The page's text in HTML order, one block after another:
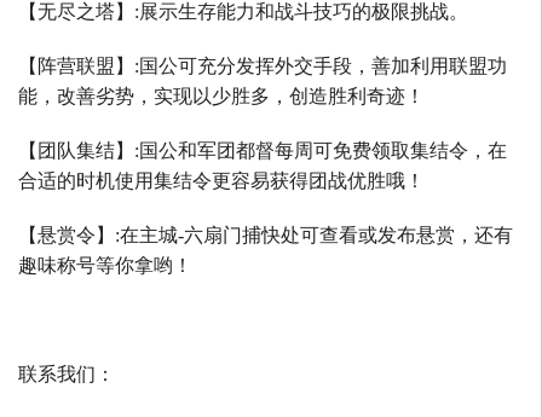
【无尽之塔】 :展示生存能力和战斗技巧的极限挑战。
【阵营联盟】 :国公可充分发挥外交手段，善加利用联盟功
能，改善劣势，实现以少胜多，创造胜利奇迹！
【团队集结】 :国公和军团都督每周可免费领取集结令，在
合适的时机使用集结令更容易获得团战优胜哦！
【悬赏令】 :在主城-六扇门捕快处可查看或发布悬赏，还有
趣味称号等你拿哟！
联系我们：